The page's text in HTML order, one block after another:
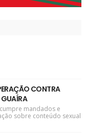
CONTRA
mandados e
sobre conteúdo sexual